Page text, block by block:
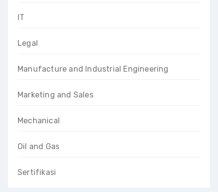
IT
Legal
Manufacture and Industrial Engineering
Marketing and Sales
Mechanical
Oil and Gas
Sertifikasi